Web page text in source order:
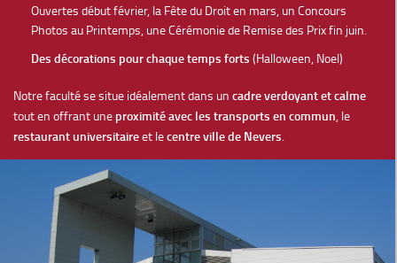
Ouvertes début février, la Fête du Droit en mars, un Concours
Photos au Printemps, une Cérémonie de Remise des Prix fin juin.
Des décorations pour chaque temps forts (Halloween, Noel)
Notre faculté se situe idéalement dans un cadre verdoyant et calme
tout en offrant une proximité avec les transports en commun , le
restaurant universitaireet lecentre ville de Nevers